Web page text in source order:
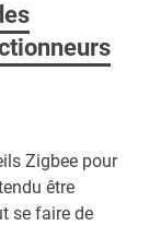
Zigbee pour
être
se faire de